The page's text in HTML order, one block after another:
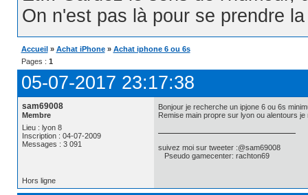
On n'est pas là pour se prendre
Accueil » Achat iPhone » Achat iphone 6 ou 6s
Pages : 1
05-07-2017 23:17:38
sam69008
Membre
Lieu : lyon 8
Inscription : 04-07-2009
Messages : 3 091
Bonjour je recherche un ipjone 6 ou 6s
Remise main propre sur lyon ou alentours je
suivez moi sur tweeter :@sam69008
Pseudo gamecenter: rachton69
Hors ligne